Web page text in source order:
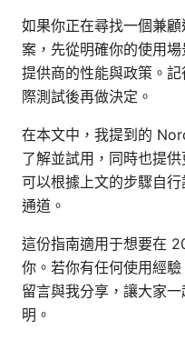
如果你正在尋找一個兼
案，先從明確你的使用
提供商的性能與政策。
際測試後再做決定。
在本文中，我提到的
了解並試用，同時也提
可以根據上文的步驟自
通道。
這份指南適用于想要在
你。若你有任何使用經
留言與我分享，讓大家
明。